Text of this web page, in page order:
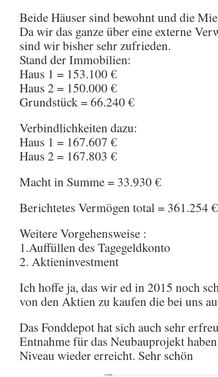
Beide Häuser sind bewohnt und die
Da wir das ganze über eine externe
sind wir bisher sehr zufrieden.
Stand der Immobilien:
Haus 1 = 153.100 €
Haus 2 = 150.000 €
Grundstück = 66.240 €
Verbindlichkeiten dazu:
Haus 1 = 167.607 €
Haus 2 = 167.803 €
Macht in Summe = 33.930 €
Berichtetes Vermögen total = 361.254 €
Weitere Vorgehensweise :
1.Auffüllen des Tagegeldkonto
2. Aktieninvestment
Ich hoffe ja, das wir ed in 2015 noch
von den Aktien zu kaufen die bei uns
Das Fonddepot hat sich auch sehr
Entnahme für das Neubauprojekt
Niveau wieder erreicht. Sehr schön